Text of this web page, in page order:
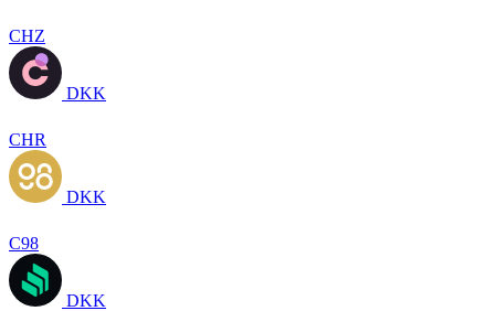
CHZ
DKK
CHR
DKK
C98
DKK